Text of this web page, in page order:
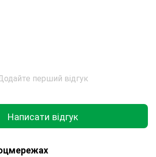
перший відгук
Написати відгук